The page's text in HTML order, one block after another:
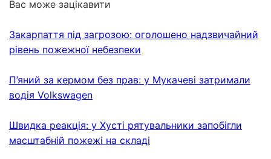
Вас може зацікавити
Закарпаття під загрозою: оголошено надзвичайний
рівень пожежної небезпеки
П’яний за кермом без прав: у Мукачеві затримали
водія Volkswagen
Швидка реакція: у Хусті рятувальники запобігли
масштабній пожежі на складі